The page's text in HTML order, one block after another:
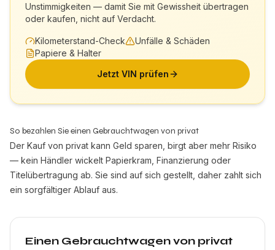
Unstimmigkeiten — damit Sie mit Gewissheit übertragen
oder kaufen, nicht auf Verdacht.
Kilometerstand-Check
Unfälle & Schäden
Papiere & Halter
Jetzt VIN prüfen
So bezahlen Sie einen Gebrauchtwagen von privat
Der Kauf von privat kann Geld sparen, birgt aber mehr Risiko
— kein Händler wickelt Papierkram, Finanzierung oder
Titelübertragung ab. Sie sind auf sich gestellt, daher zahlt sich
ein sorgfältiger Ablauf aus.
Einen Gebrauchtwagen von privat